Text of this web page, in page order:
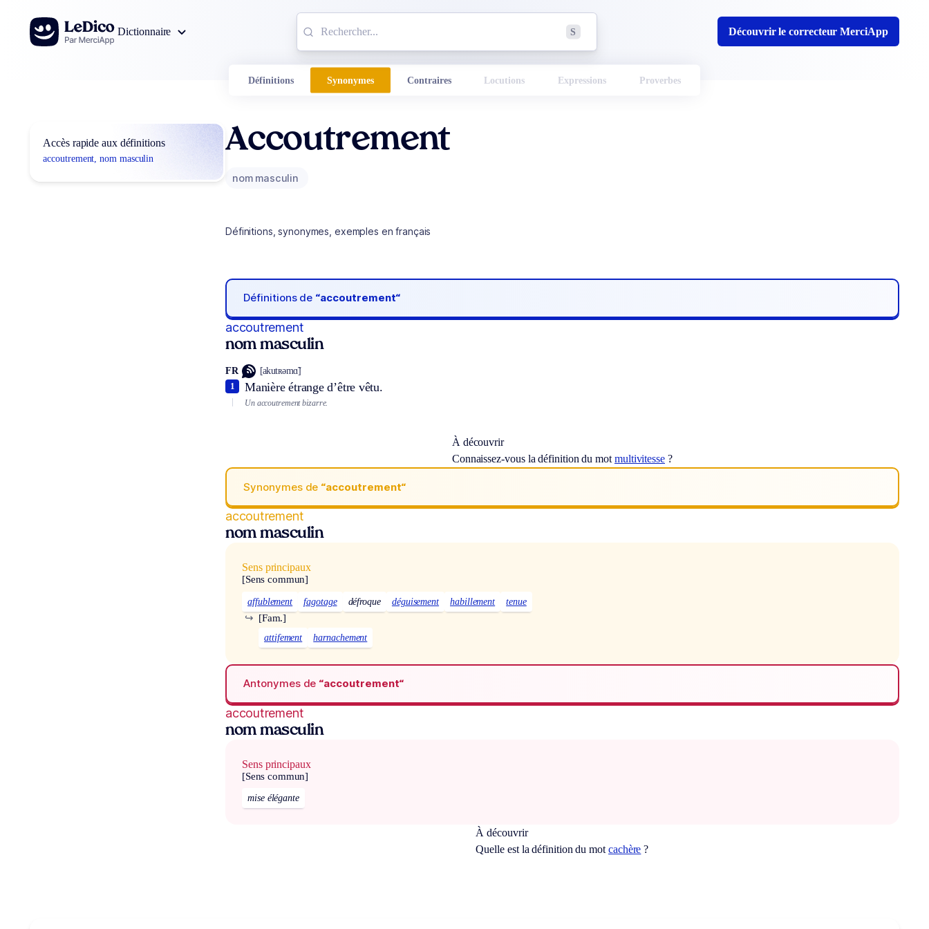
Aller au contenu
Dictionnaire
S Découvrir le correcteur MerciApp
Définitions Synonymes Contraires Locutions Expressions Proverbes
Accès rapide aux définitions
accoutrement, nom masculin
Accoutrement
nom masculin
Définitions, synonymes, exemples en français
Définitions de “accoutrement“
accoutrement
nom masculin
FR [akutʀəmɑ̃]
Manière étrange d’être vêtu.
1
Un accoutrement bizarre.
À découvrir
Connaissez-vous la définition du mot multivitesse?
Synonymes de “accoutrement“
accoutrement
nom masculin
Sens principaux
[Sens commun]
affublement fagotage défroque déguisement habillement tenue
[Fam.]
↪
attifement harnachement
Antonymes de “accoutrement“
accoutrement
nom masculin
Sens principaux
[Sens commun]
mise élégante
À découvrir
Quelle est la définition du mot cachère ?